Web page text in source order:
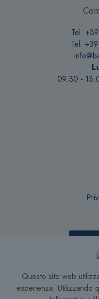
Tel.
Tel.
09:30 -
Questo sito web
esperienza. Utilizzando